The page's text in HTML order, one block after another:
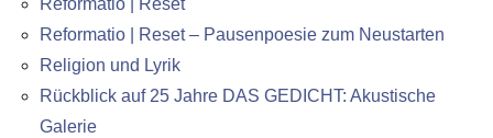
Reformatio | Reset
Reformatio | Reset – Pausenpoesie zum Neustarten
Religion und Lyrik
Rückblick auf 25 Jahre DAS GEDICHT: Akustische
Galerie